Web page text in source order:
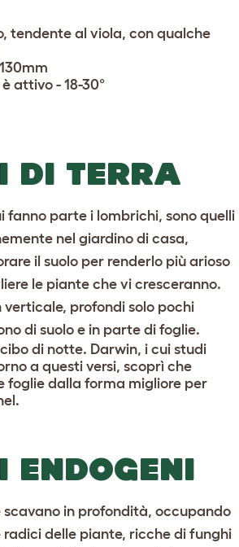
tendente al viola, con qualche
attivo - 18-30°
DI TERRA
fanno parte i lombrichi, sono quelli
nel giardino di casa,
il suolo per renderlo più arioso
le piante che vi cresceranno.
verticale, profondi solo pochi
di suolo e in parte di foglie.
di notte. Darwin, i cui studi
a questi versi, scoprì che
foglie dalla forma migliore per
ENDOGENI
scavano in profondità, occupando
radici delle piante, ricche di funghi